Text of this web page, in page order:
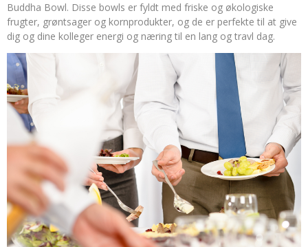
Buddha Bowl. Disse bowls er fyldt med friske og økologiske
frugter, grøntsager og kornprodukter, og de er perfekte til at give
dig og dine kolleger energi og næring til en lang og travl dag.